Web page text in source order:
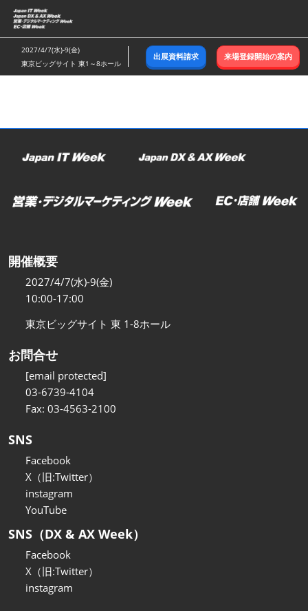
ス
キ
ッ
し
む
2027/4/7(水)-9(金)
東京ビッグサイト 東1～8ホール
出展資料請求 来場登録開始の案内
開催概要
2027/4/7(水)-9(金)
10:00-17:00
東京ビッグサイト 東 1-8ホール
お問合せ
[email protected]
03-6739-4104
Fax: 03-4563-2100
SNS
Facebook
X（旧:Twitter）
instagram
YouTube
SNS（DX & AX Week）
Facebook
X（旧:Twitter）
instagram